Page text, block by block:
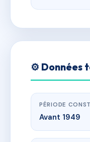
⚙️ Données
PÉRIODE
Avant 1949